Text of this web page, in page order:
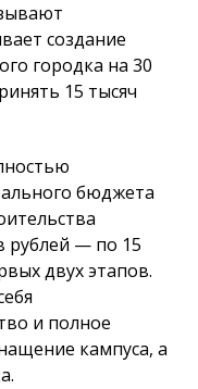
создание
городка на 30
15 тысяч
бюджета
рублей — по 15
двух этапов.
и полное
кампуса, а